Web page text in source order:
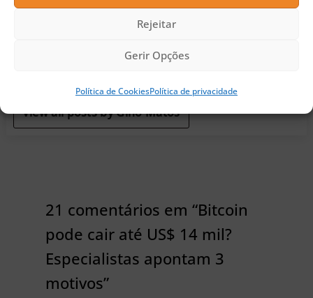
Rejeitar
Gerir Opções
Política de CookiesPolítica de privacidade
pelas criptomoedas, ramo no qual trabalho há três anos.
View all posts by Gino Matos
21 comentários em “Bitcoin
pode cair até US$ 14 mil?
Especialistas apontam 3
motivos”